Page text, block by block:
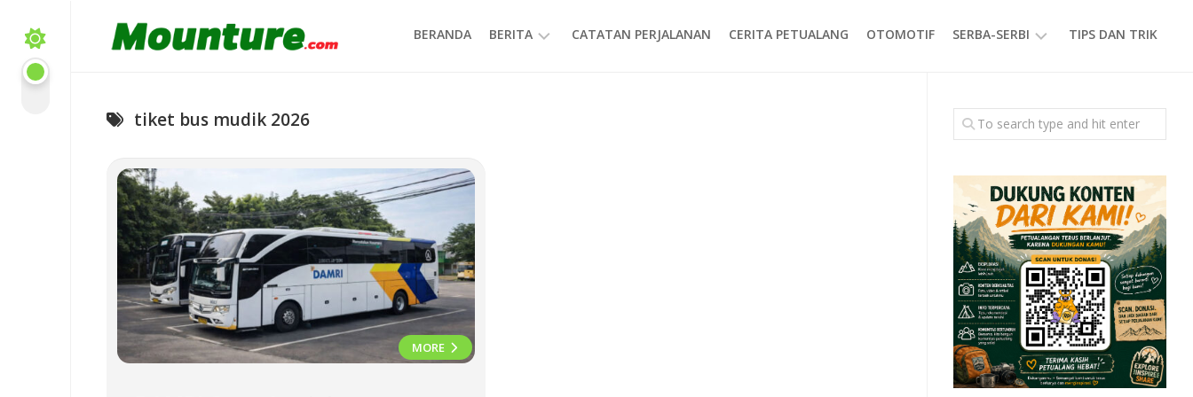
content
BERANDA BERITA CATATAN PERJALANAN CERITA PETUALANG OTOMOTIF SERBA-SERBI
GAYA
HIDUP
TIPS DAN TRIK
tiket bus mudik 2026
MORE